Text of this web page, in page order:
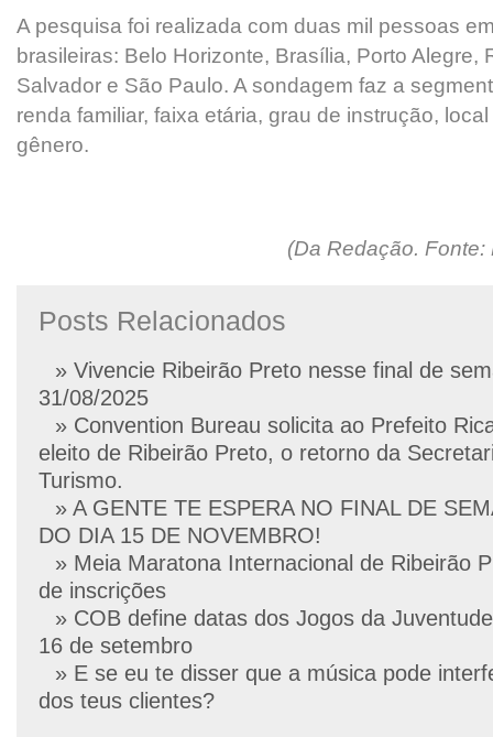
A pesquisa foi realizada com duas mil pessoas
brasileiras: Belo Horizonte, Brasília, Porto Alegre,
Salvador e São Paulo. A sondagem faz a
renda familiar, faixa etária, grau de instrução,
gênero.
(Da Redação. Fonte:
Posts Relacionados
» Vivencie Ribeirão Preto nesse final de
31/08/2025
» Convention Bureau solicita ao Prefeito
eleito de Ribeirão Preto, o retorno da
Turismo.
» A GENTE TE ESPERA NO FINAL DE
DO DIA 15 DE NOVEMBRO!
» Meia Maratona Internacional de Ribeirão
de inscrições
» COB define datas dos Jogos da
16 de setembro
» E se eu te disser que a música pode
dos teus clientes?